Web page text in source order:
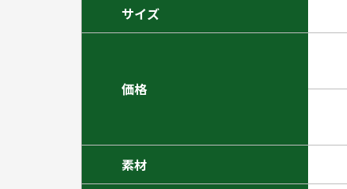
サイズ
価格
素材